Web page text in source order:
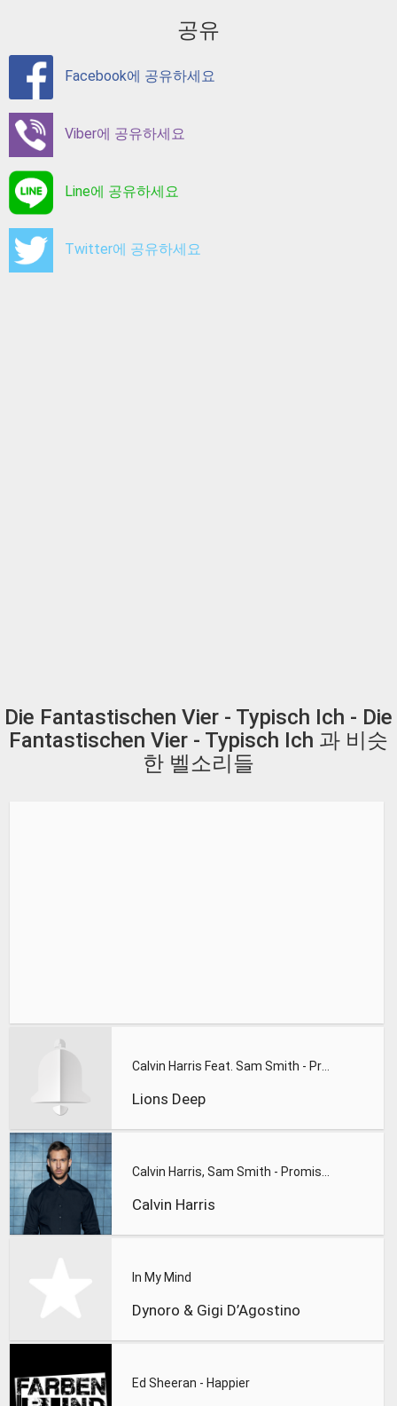
공유
Facebook에 공유하세요
Viber에 공유하세요
Line에 공유하세요
Twitter에 공유하세요
Die Fantastischen Vier - Typisch Ich - Die
Fantastischen Vier - Typisch Ich 과 비슷
한 벨소리들
Lions Deep
Calvin Harris
In My Mind
Dynoro & Gigi D’Agostino
Ed Sheeran - Happier